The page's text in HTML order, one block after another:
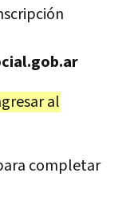
al
completar